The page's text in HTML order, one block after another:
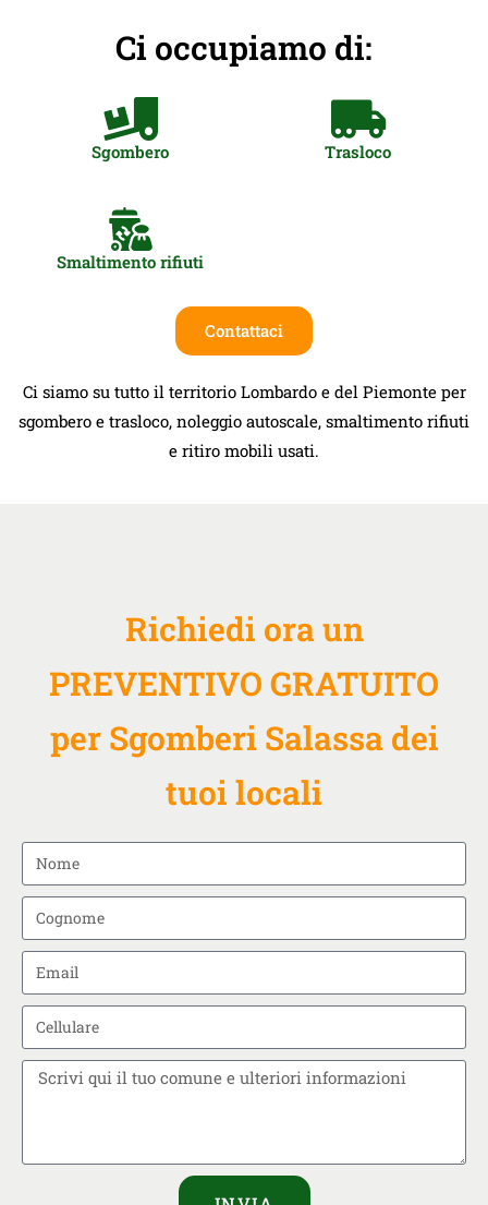
Ci occupiamo di:
Sgombero Trasloco
Smaltimento rifiuti
Contattaci
Ci siamo su tutto il territorio Lombardo e del Piemonte per
sgombero e trasloco, noleggio autoscale, smaltimento rifiuti
e ritiro mobili usati.
Richiedi ora un
PREVENTIVO GRATUITO
per Sgomberi Salassa dei
tuoi locali